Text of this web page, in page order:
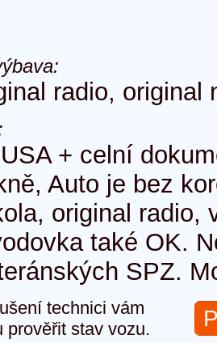
radio, original
+ celní
Auto je bez
original radio,
také OK.
SPZ.
technici vám
prověřit stav vozu.